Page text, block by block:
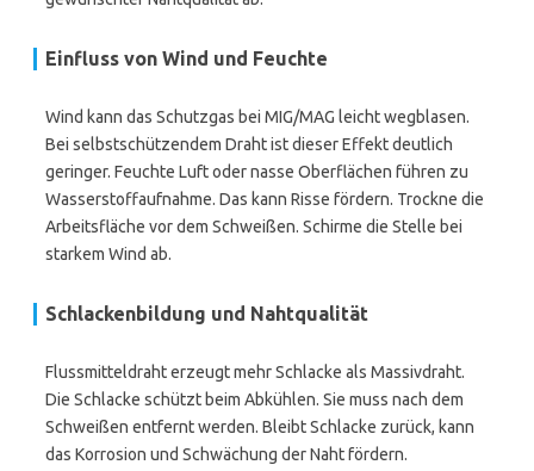
Einfluss von Wind und Feuchte
Wind kann das Schutzgas bei MIG/MAG leicht wegblasen.
Bei selbstschützendem Draht ist dieser Effekt deutlich
geringer. Feuchte Luft oder nasse Oberflächen führen zu
Wasserstoffaufnahme. Das kann Risse fördern. Trockne die
Arbeitsfläche vor dem Schweißen. Schirme die Stelle bei
starkem Wind ab.
Schlackenbildung und Nahtqualität
Flussmitteldraht erzeugt mehr Schlacke als Massivdraht.
Die Schlacke schützt beim Abkühlen. Sie muss nach dem
Schweißen entfernt werden. Bleibt Schlacke zurück, kann
das Korrosion und Schwächung der Naht fördern.